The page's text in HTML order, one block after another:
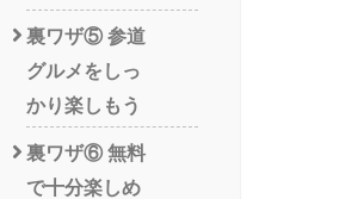
裏ワザ⑤ 参道
グルメをしっ
かり楽しもう
裏ワザ⑥ 無料
で十分楽しめ